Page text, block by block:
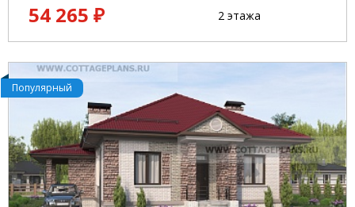
54 265 ₽
2 этажа
Популярный